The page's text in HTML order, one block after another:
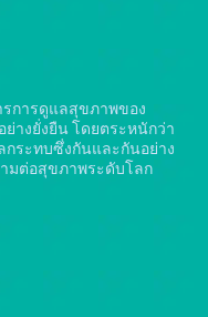
การดูแลสุขภาพของ
ย่างยั่งยืนโดยตระหนักว่า
ระทบซึ่งกันและกันอย่าง
มต่อสุขภาพระดับโลก